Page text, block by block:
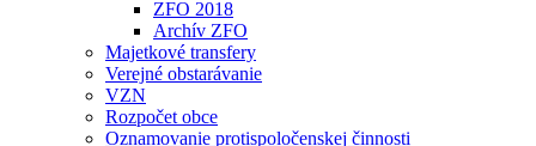
ZFO 2018
Archív ZFO
Majetkové transfery
Verejné obstarávanie
VZN
Rozpočet obce
Oznamovanie protispoločenskej činnosti